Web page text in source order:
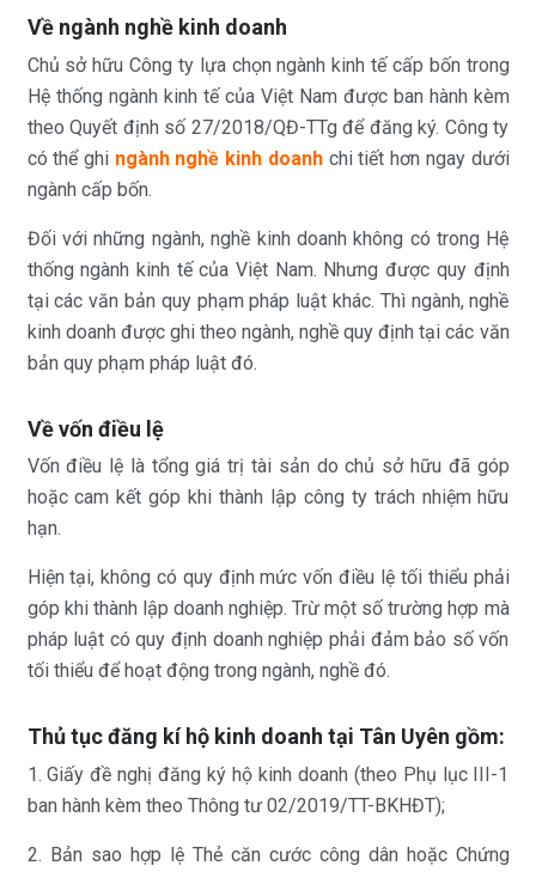
Về ngành nghề kinh doanh
Chủ sở hữu Công ty lựa chọn ngành kinh tế cấp bốn trong
Hệ thống ngành kinh tế của Việt Nam được ban hành kèm
theo Quyết định số 27/2018/QĐ-TTg để đăng ký. Công ty
có thể ghi ngành nghề kinh doanhchi tiết hơn ngay dưới
ngành cấp bốn.
Đối với những ngành, nghề kinh doanh không có trong Hệ
thống ngành kinh tế của Việt Nam. Nhưng được quy định
tại các văn bản quy phạm pháp luật khác. Thì ngành, nghề
kinh doanh được ghi theo ngành, nghề quy định tại các văn
bản quy phạm pháp luật đó.
Về vốn điều lệ
Vốn điều lệ là tổng giá trị tài sản do chủ sở hữu đã góp
hoặc cam kết góp khi thành lập công ty trách nhiệm hữu
hạn.
Hiện tại, không có quy định mức vốn điều lệ tối thiểu phải
góp khi thành lập doanh nghiệp. Trừ một số trường hợp mà
pháp luật có quy định doanh nghiệp phải đảm bảo số vốn
tối thiểu để hoạt động trong ngành, nghề đó.
Thủ tục đăng kí hộ kinh doanh tại Tân Uyên gồm:
1. Giấy đề nghị đăng ký hộ kinh doanh (theo Phụ lục III-1
ban hành kèm theo Thông tư 02/2019/TT-BKHĐT);
2. Bản sao hợp lệ Thẻ căn cước công dân hoặc Chứng